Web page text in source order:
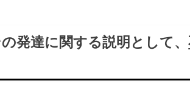
発達に関する説明として、